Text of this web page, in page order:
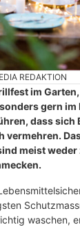
REDAKTION
im
gern im
dass sich
vermehren.
meist
waschen,